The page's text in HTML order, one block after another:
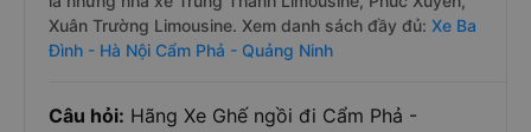
Xuân Trường Limousine. Xem danh sách đầy đủ: Xe Ba
Đình - Hà Nội Cẩm Phả - Quảng Ninh
Câu hỏi: Hãng Xe Ghế ngồi đi Cẩm Phả -